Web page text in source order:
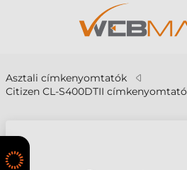
Asztali címkenyomtatók
Citizen CL-S400DTII címkenyomtató